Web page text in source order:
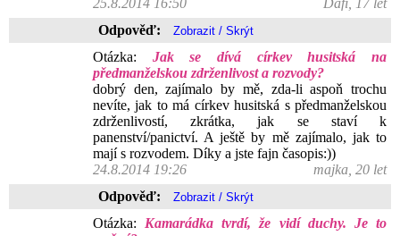
25.8.2014 16:50
Dafi, 17 let
Odpověď:
Otázka: Jak se dívá církev husitská na
předmanželskou zdrženlivost a rozvody?
dobrý den, zajímalo by mě, zda-li aspoň trochu
nevíte, jak to má církev husitská s předmanželskou
zdrženlivostí, zkrátka, jak se staví k
panenství/panictví. A ještě by mě zajímalo, jak to
mají s rozvodem. Díky a jste fajn časopis:))
24.8.2014 19:26
majka, 20 let
Odpověď:
Otázka: Kamarádka tvrdí, že vidí duchy. Je to